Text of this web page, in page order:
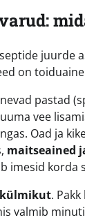
juurde
on
pastad
vee
Oad ja
maitseained
imesid korda
.
valmib